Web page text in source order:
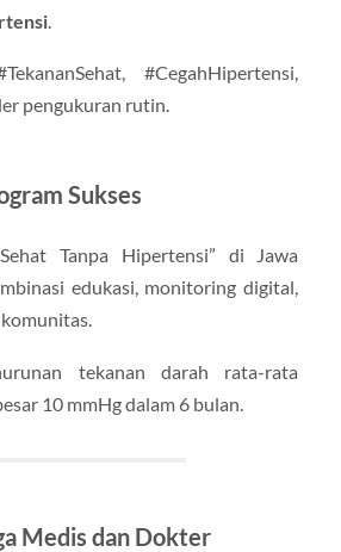
.
#CegahHipertensi,
pengukuran rutin.
Sukses
Tanpa Hipertensi” di Jawa
edukasi, monitoring digital,
tekanan darah rata-rata
10 mmHg dalam 6 bulan.
Medis dan Dokter